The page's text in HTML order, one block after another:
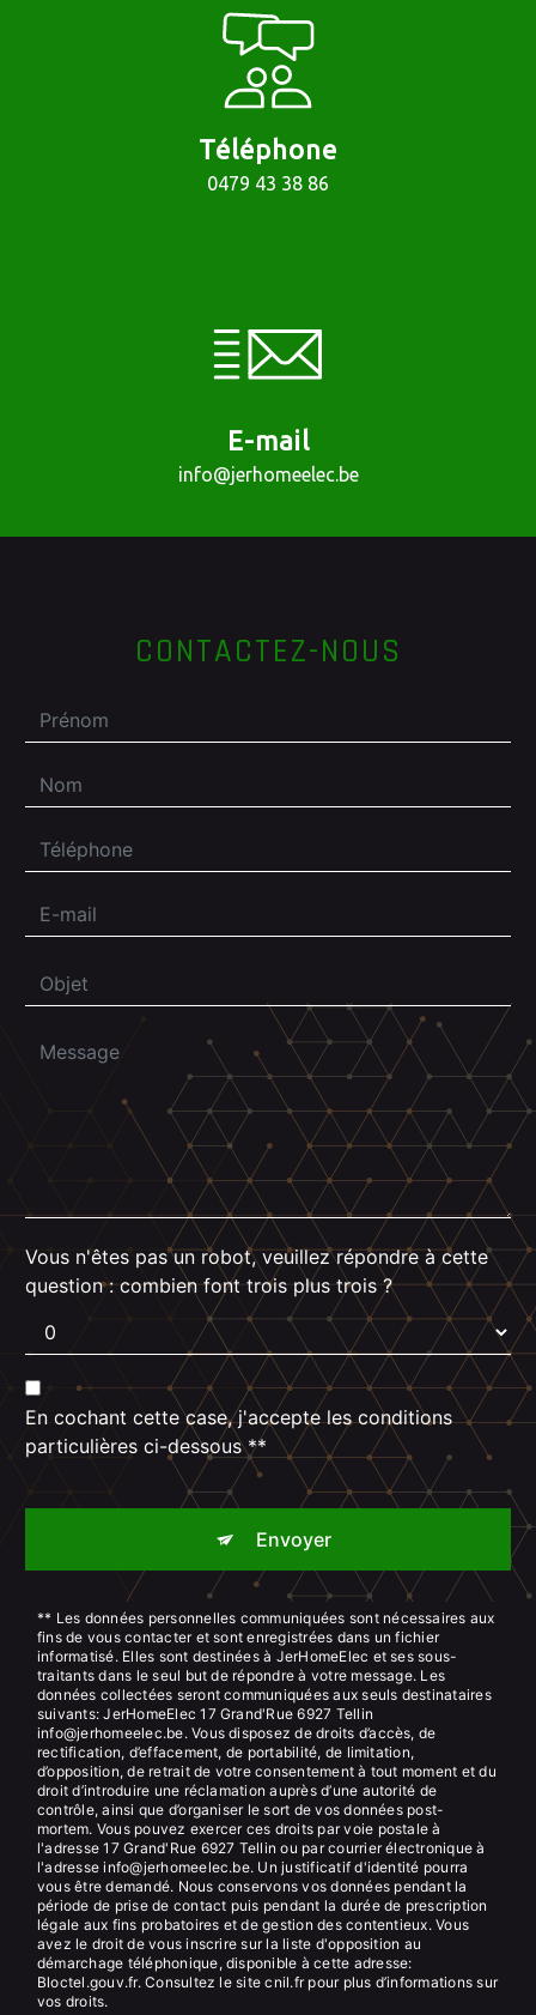
Téléphone
0479 43 38 86
E-mail
info@jerhomeelec.be
CONTACTEZ-NOUS
Vous n'êtes pas un robot, veuillez répondre à cette
question : combien font trois plus trois ?
En cochant cette case, j'accepte les conditions
particulières ci-dessous **
Envoyer
** Les données personnelles communiquées sont nécessaires aux
fins de vous contacter et sont enregistrées dans un fichier
informatisé. Elles sont destinées à JerHomeElec et ses sous-
traitants dans le seul but de répondre à votre message. Les
données collectées seront communiquées aux seuls destinataires
suivants: JerHomeElec 17 Grand'Rue 6927 Tellin
info@jerhomeelec.be. Vous disposez de droits d’accès, de
rectification, d’effacement, de portabilité, de limitation,
d’opposition, de retrait de votre consentement à tout moment et du
droit d’introduire une réclamation auprès d’une autorité de
contrôle, ainsi que d’organiser le sort de vos données post-
mortem. Vous pouvez exercer ces droits par voie postale à
l'adresse 17 Grand'Rue 6927 Tellin ou par courrier électronique à
l'adresse info@jerhomeelec.be. Un justificatif d'identité pourra
vous être demandé. Nous conservons vos données pendant la
période de prise de contact puis pendant la durée de prescription
légale aux fins probatoires et de gestion des contentieux. Vous
avez le droit de vous inscrire sur la liste d'opposition au
démarchage téléphonique, disponible à cette adresse:
Bloctel.gouv.fr. Consultez le site cnil.fr pour plus d’informations sur
vos droits.